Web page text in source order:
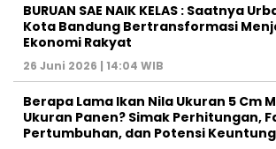
BURUAN SAE NAIK KELAS : Saatnya
Kota Bandung Bertransformasi
Ekonomi Rakyat
26 Juni 2026 | 14:04 WIB
Berapa Lama Ikan Nila Ukuran 5 Cm
Ukuran Panen? Simak Perhitungan,
Pertumbuhan, dan Potensi